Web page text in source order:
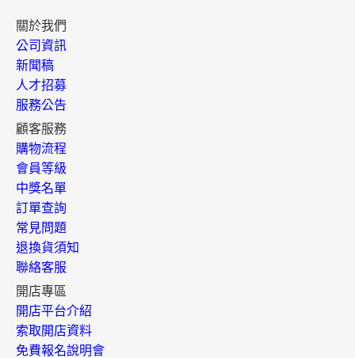
關於我們
公司資訊
新聞稿
人才招募
服務公告
顧客服務
購物流程
會員等級
中獎名單
訂單查詢
常見問題
退換貨須知
聯絡客服
開店專區
開店平台介紹
索取開店資料
免費報名說明會